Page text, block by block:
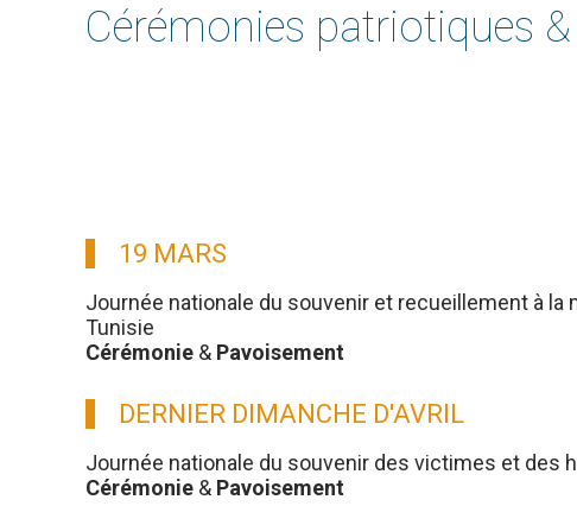
Cérémonies patriotiques &
19 MARS
Journée nationale du souvenir et recueillement à
Tunisie
Cérémonie & Pavoisement
DERNIER DIMANCHE D'AVRIL
Journée nationale du souvenir des victimes et des
Cérémonie & Pavoisement